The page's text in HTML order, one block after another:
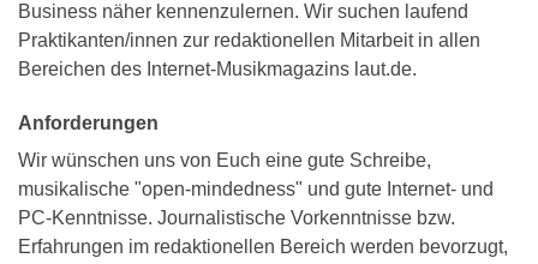
Business näher kennenzulernen. Wir suchen laufend
Praktikanten/innen zur redaktionellen Mitarbeit in allen
Bereichen des Internet-Musikmagazins laut.de.
Anforderungen
Wir wünschen uns von Euch eine gute Schreibe,
musikalische "open-mindedness" und gute Internet- und
PC-Kenntnisse. Journalistische Vorkenntnisse bzw.
Erfahrungen im redaktionellen Bereich werden bevorzugt,